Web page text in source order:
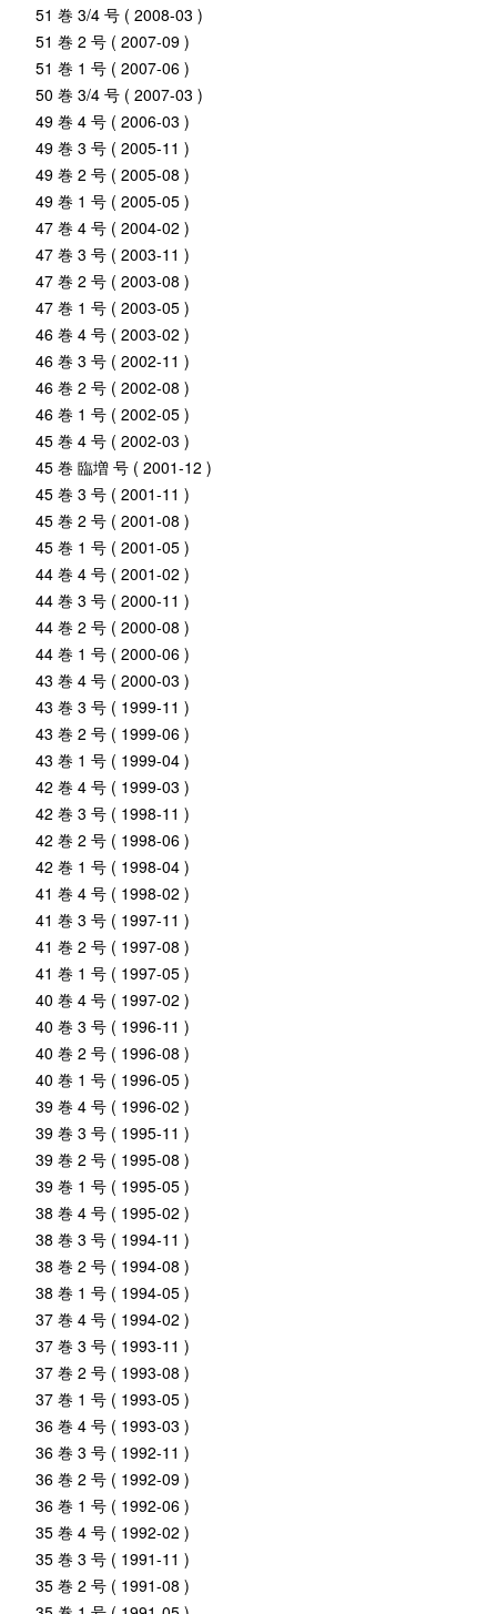
51 巻 3/4 号 ( 2008-03 )
51 巻 2 号 ( 2007-09 )
51 巻 1 号 ( 2007-06 )
50 巻 3/4 号 ( 2007-03 )
49 巻 4 号 ( 2006-03 )
49 巻 3 号 ( 2005-11 )
49 巻 2 号 ( 2005-08 )
49 巻 1 号 ( 2005-05 )
47 巻 4 号 ( 2004-02 )
47 巻 3 号 ( 2003-11 )
47 巻 2 号 ( 2003-08 )
47 巻 1 号 ( 2003-05 )
46 巻 4 号 ( 2003-02 )
46 巻 3 号 ( 2002-11 )
46 巻 2 号 ( 2002-08 )
46 巻 1 号 ( 2002-05 )
45 巻 4 号 ( 2002-03 )
45 巻 臨増 号 ( 2001-12 )
45 巻 3 号 ( 2001-11 )
45 巻 2 号 ( 2001-08 )
45 巻 1 号 ( 2001-05 )
44 巻 4 号 ( 2001-02 )
44 巻 3 号 ( 2000-11 )
44 巻 2 号 ( 2000-08 )
44 巻 1 号 ( 2000-06 )
43 巻 4 号 ( 2000-03 )
43 巻 3 号 ( 1999-11 )
43 巻 2 号 ( 1999-06 )
43 巻 1 号 ( 1999-04 )
42 巻 4 号 ( 1999-03 )
42 巻 3 号 ( 1998-11 )
42 巻 2 号 ( 1998-06 )
42 巻 1 号 ( 1998-04 )
41 巻 4 号 ( 1998-02 )
41 巻 3 号 ( 1997-11 )
41 巻 2 号 ( 1997-08 )
41 巻 1 号 ( 1997-05 )
40 巻 4 号 ( 1997-02 )
40 巻 3 号 ( 1996-11 )
40 巻 2 号 ( 1996-08 )
40 巻 1 号 ( 1996-05 )
39 巻 4 号 ( 1996-02 )
39 巻 3 号 ( 1995-11 )
39 巻 2 号 ( 1995-08 )
39 巻 1 号 ( 1995-05 )
38 巻 4 号 ( 1995-02 )
38 巻 3 号 ( 1994-11 )
38 巻 2 号 ( 1994-08 )
38 巻 1 号 ( 1994-05 )
37 巻 4 号 ( 1994-02 )
37 巻 3 号 ( 1993-11 )
37 巻 2 号 ( 1993-08 )
37 巻 1 号 ( 1993-05 )
36 巻 4 号 ( 1993-03 )
36 巻 3 号 ( 1992-11 )
36 巻 2 号 ( 1992-09 )
36 巻 1 号 ( 1992-06 )
35 巻 4 号 ( 1992-02 )
35 巻 3 号 ( 1991-11 )
35 巻 2 号 ( 1991-08 )